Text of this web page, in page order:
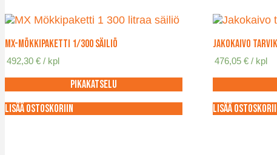
MX-Mökkipaketti 1/300 säiliö
492,30€ / kpl
Pikakatselu
Lisää ostoskoriin
Jakokaivo
476,05€ / kpl
Lisää